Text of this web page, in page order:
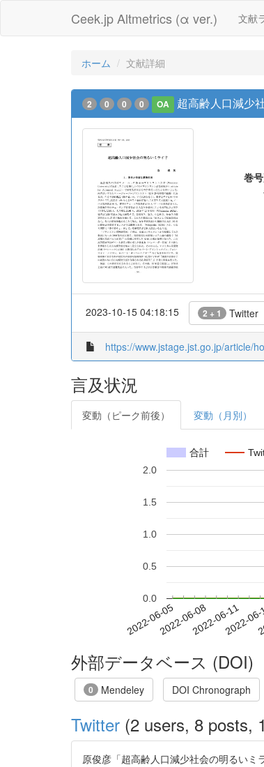
Ceek.jp Altmetrics (α ver.) 文献
ホーム 文献詳細
2 0 0 0 OA 超高齢人口減少
巻
2023-10-15 04:18:15 2 + 1 Twitter
https://www.jstage.jst.go.jp/article/
言及状況
変動（ピーク前後） 変動（月別）
合計
2022-06-052022-06-082022-06-11
2022-
0.0
0.5
1.0
1.5
2.0
外部データベース (DOI)
0 Mendeley DOI Chronograph
Twitter (2 users, 8 posts,
原俊彦「超高齢人口減少社会の明るい